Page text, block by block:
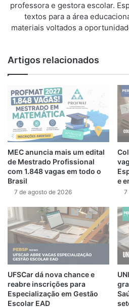
professora e gestora escolar.
textos para a área
materiais voltados a
Artigos relacionados
MEC anuncia mais um edital
de Mestrado Profissional
com 1.848 vagas em todo o
Brasil
7 de agosto de 2026
e
7
UFSCar dá nova chance e
reabre inscrições para
Especialização em Gestão
Escolar EAD